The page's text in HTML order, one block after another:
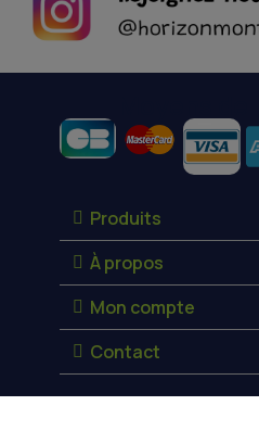
Produits
À propos
Mon compte
Contact